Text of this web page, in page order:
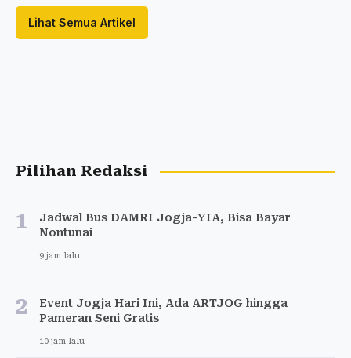
Lihat Semua Artikel
Pilihan Redaksi
1
Jadwal Bus DAMRI Jogja-YIA, Bisa Bayar
Nontunai
9 jam lalu
2
Event Jogja Hari Ini, Ada ARTJOG hingga
Pameran Seni Gratis
10 jam lalu